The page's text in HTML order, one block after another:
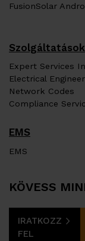
FusionSolar
Szolgáltatások
Expert Services In
Electrical
Network Codes
Compliance
EMS
EMS
KÖVESS
IRATKOZZ
FEL